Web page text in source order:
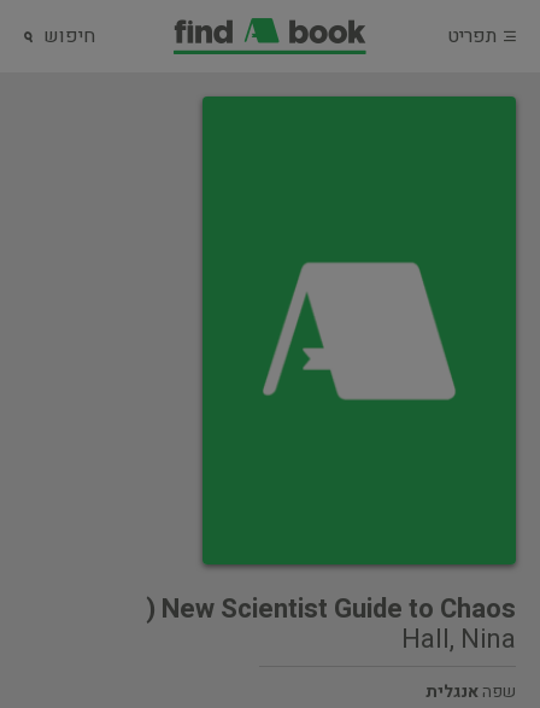
תפריט חיפוש
New Scientist Guide to Chaos (
Hall, Nina
שפהאנגלית